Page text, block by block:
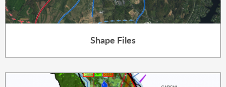
Shape Files